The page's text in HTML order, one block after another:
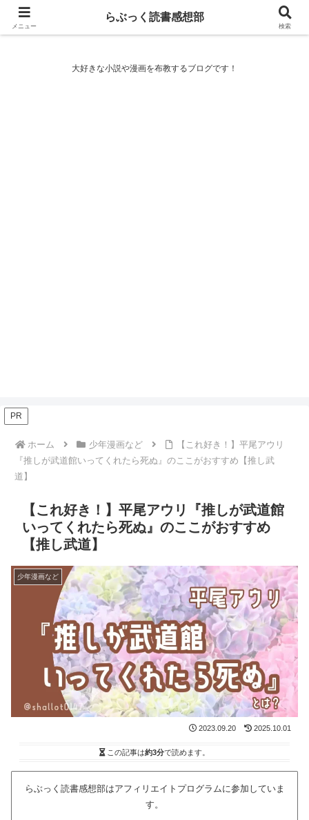
らぶっく読書感想部
大好きな小説や漫画を布教するブログです！
PR
ホーム 少年漫画など
【これ好き！】平尾アウリ
『推しが武道館いってくれたら死ぬ』のここがおすすめ【推し武
道】
【これ好き！】平尾アウリ『推しが武道館
いってくれたら死ぬ』のここがおすすめ
【推し武道】
少年漫画など
2023.09.20 2025.10.01
この記事は約3分で読めます。
らぶっく読書感想部はアフィリエイトプログラムに参加していま
す。
メニュー
らぶっく読書感想部
検索